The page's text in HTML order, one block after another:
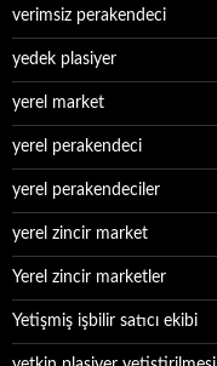
verimsiz perakendeci
yedek plasiyer
yerel market
yerel perakendeci
yerel perakendeciler
yerel zincir market
Yerel zincir marketler
Yetişmiş işbilir satıcı ekibi